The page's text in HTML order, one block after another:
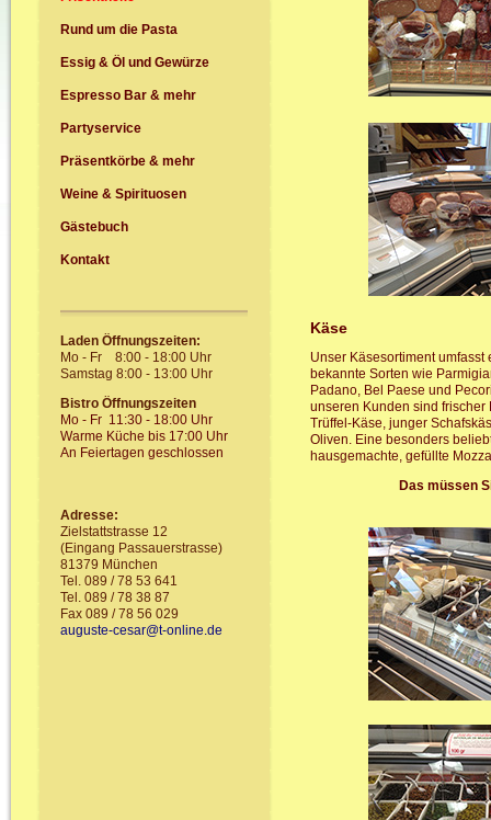
Rund um die Pasta
Essig & Öl und Gewürze
Espresso Bar & mehr
Partyservice
Präsentkörbe & mehr
Weine & Spirituosen
Gästebuch
Kontakt
Laden Öffnungszeiten:
Mo - Fr 8:00 - 18:00 Uhr
Samstag 8:00 - 13:00 Uhr
Bistro Öffnungszeiten
Mo - Fr 11:30 - 18:00 Uhr
Warme Küche bis 17:00 Uhr
An Feiertagen geschlossen
Adresse:
Zielstattstrasse 12
(Eingang Passauerstrasse)
81379 München
Tel. 089 / 78 53 641
Tel. 089 / 78 38 87
Fax 089 / 78 56 029
auguste-cesar@t-online.de
Käse
Unser Käsesortiment
bekannte Sorten wie
Padano, Bel Paese und
unseren Kunden sind frischer
Trüffel-Käse, junger
Oliven. Eine besonders
hausgemachte, gefüllte
Das müssen